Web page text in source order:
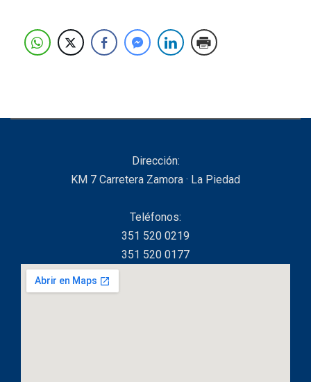
Dirección:
KM 7 Carretera Zamora · La Piedad
Teléfonos:
351 520 0219
351 520 0177